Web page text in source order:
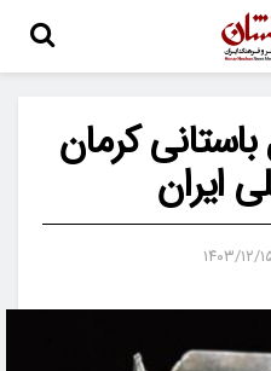
باستانی کرمان
ایران
۱۲/۱۵